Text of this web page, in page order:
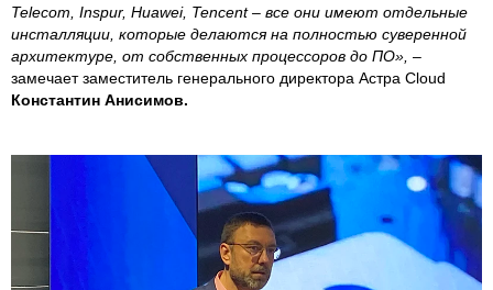
Telecom, Inspur, Huawei, Tencent – все они имеют отдельные
инсталляции, которые делаются на полностью суверенной
архитектуре, от собственных процессоров до ПО», –
замечает заместитель генерального директора Астра Cloud
Константин Анисимов.